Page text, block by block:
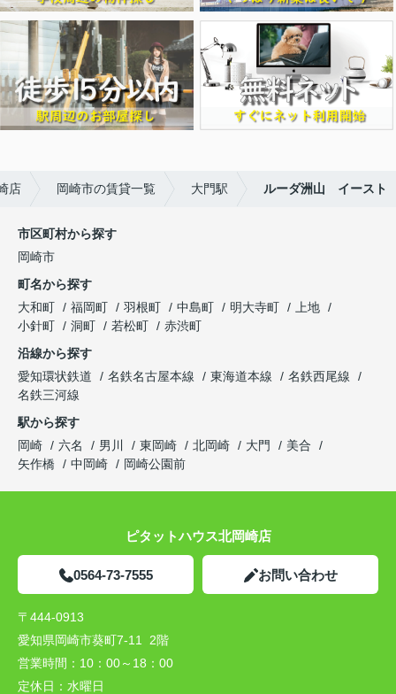
店 岡崎市の賃貸一覧 大門駅 ルーダ洲山 イースト
市区町村から探す
岡崎市
町名から探す
大和町
福岡町 羽根町 中島町 明大寺町
上地
小針町
洞町 若松町
赤渋町
沿線から探す
愛知環状鉄道
名鉄名古屋本線 東海道本線
名鉄西尾線
名鉄三河線
駅から探す
岡崎
六名 男川 東岡崎 北岡崎 大門
美合
矢作橋
中岡崎 岡崎公園前
ピタットハウス北岡崎店
0564-73-7555 お問い合わせ
〒444-0913
愛知県岡崎市葵町7-11 2階
営業時間： 10：00～18：00
定休日： 水曜日